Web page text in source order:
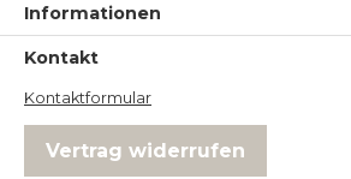
Informationen
Kontakt
Kontaktformular
Vertrag widerrufen